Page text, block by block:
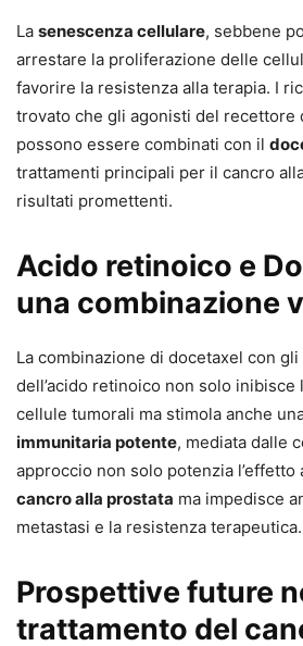
La senescenza cellulare, sebbene
arrestare la proliferazione delle
favorire la resistenza alla terapia. I
trovato che gli agonisti del recettore
possono essere combinati con il
trattamenti principali per il cancro
risultati promettenti.
Acido retinoico e
una combinazione
La combinazione di docetaxel con
dell’acido retinoico non solo
cellule tumorali ma stimola anche
immunitaria potente, mediata dalle
approccio non solo potenzia l’effetto
cancro alla prostata ma impedisce
metastasi e la resistenza terapeutica.
Prospettive future
trattamento del